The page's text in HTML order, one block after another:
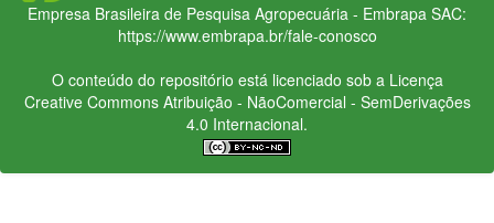
Empresa Brasileira de Pesquisa Agropecuária - Embrapa SAC:
https://www.embrapa.br/fale-conosco
O conteúdo do repositório está licenciado sob a Licença
Creative CommonsAtribuição - NãoComercial - SemDerivações
4.0 Internacional.